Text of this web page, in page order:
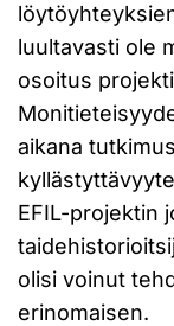
luultavasti ole
osoitus
aikana
EFIL-projektin
olisi voinut
erinomaisen.